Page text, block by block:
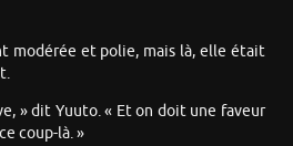
modérée et polie, mais là, elle était
» dit Yuuto. « Et on doit une faveur
coup-là. »